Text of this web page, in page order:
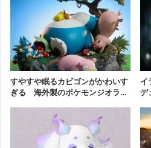
すやすや眠るカビゴンがかわいす
ぎる 海外製のポケモンジオラマ
イ
デ